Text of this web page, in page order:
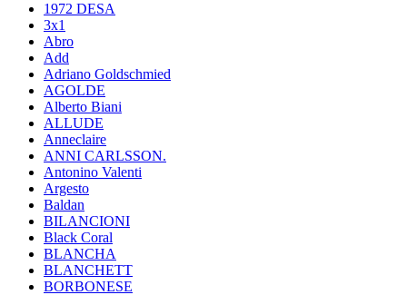
1972 DESA
3x1
Abro
Add
Adriano Goldschmied
AGOLDE
Alberto Biani
ALLUDE
Anneclaire
ANNI CARLSSON.
Antonino Valenti
Argesto
Baldan
BILANCIONI
Black Coral
BLANCHA
BLANCHETT
BORBONESE